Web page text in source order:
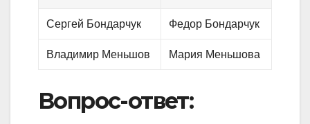
Сергей Бондарчук Федор Бондарчук
Владимир Меньшов Мария Меньшова
Вопрос-ответ: